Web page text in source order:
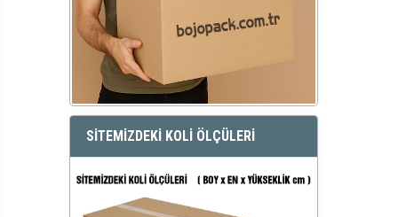
SİTEMİZDEKİ KOLİ ÖLÇÜLERİ